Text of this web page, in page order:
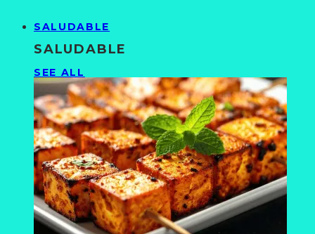
SALUDABLE
SALUDABLE
SEE ALL